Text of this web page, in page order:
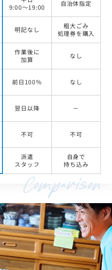
9:00～19:00
自治体指定
明記なし
粗大ごみ
処理券を購入
作業後に
加算
なし
前日100％ なし
翌日以降 －
不可 不可
派遣
スタッフ
自身で
持ち込み